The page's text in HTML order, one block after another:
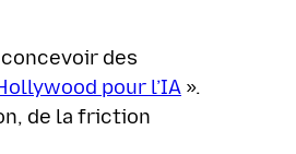
des
pour l’IA ».
de la friction